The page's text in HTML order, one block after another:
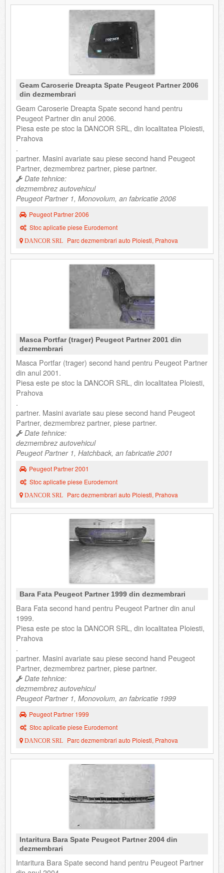
Geam Caroserie Dreapta Spate Peugeot Partner 2006
din dezmembrari
Geam Caroserie Dreapta Spate second hand pentru
Peugeot Partner din anul 2006.
Piesa este pe stoc la DANCOR SRL, din localitatea Ploiesti,
Prahova
.
partner. Masini avariate sau piese second hand Peugeot
Partner, dezmembrez partner, piese partner.
Date tehnice:
dezmembrez autovehicul
Peugeot Partner 1, Monovolum, an fabricatie 2006
Peugeot Partner 2006
Stoc aplicatie piese Eurodemont
DANCOR SRL Parc dezmembrari auto Ploiesti, Prahova
Masca Portfar (trager) Peugeot Partner 2001 din
dezmembrari
Masca Portfar (trager) second hand pentru Peugeot Partner
din anul 2001.
Piesa este pe stoc la DANCOR SRL, din localitatea Ploiesti,
Prahova
.
partner. Masini avariate sau piese second hand Peugeot
Partner, dezmembrez partner, piese partner.
Date tehnice:
dezmembrez autovehicul
Peugeot Partner 1, Hatchback, an fabricatie 2001
Peugeot Partner 2001
Stoc aplicatie piese Eurodemont
DANCOR SRL Parc dezmembrari auto Ploiesti, Prahova
Bara Fata Peugeot Partner 1999 din dezmembrari
Bara Fata second hand pentru Peugeot Partner din anul
1999.
Piesa este pe stoc la DANCOR SRL, din localitatea Ploiesti,
Prahova
.
partner. Masini avariate sau piese second hand Peugeot
Partner, dezmembrez partner, piese partner.
Date tehnice:
dezmembrez autovehicul
Peugeot Partner 1, Monovolum, an fabricatie 1999
Peugeot Partner 1999
Stoc aplicatie piese Eurodemont
DANCOR SRL Parc dezmembrari auto Ploiesti, Prahova
Intaritura Bara Spate Peugeot Partner 2004 din
dezmembrari
Intaritura Bara Spate second hand pentru Peugeot Partner